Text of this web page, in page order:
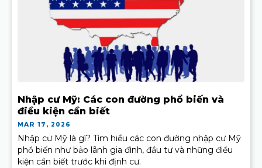
Nhập cư Mỹ: Các con đường phổ biến và
điều kiện cần biết
MAR 17, 2026
Nhập cư Mỹ là gì? Tìm hiểu các con đường nhập cư Mỹ
phổ biến như bảo lãnh gia đình, đầu tư và những điều
kiện cần biết trước khi định cư.